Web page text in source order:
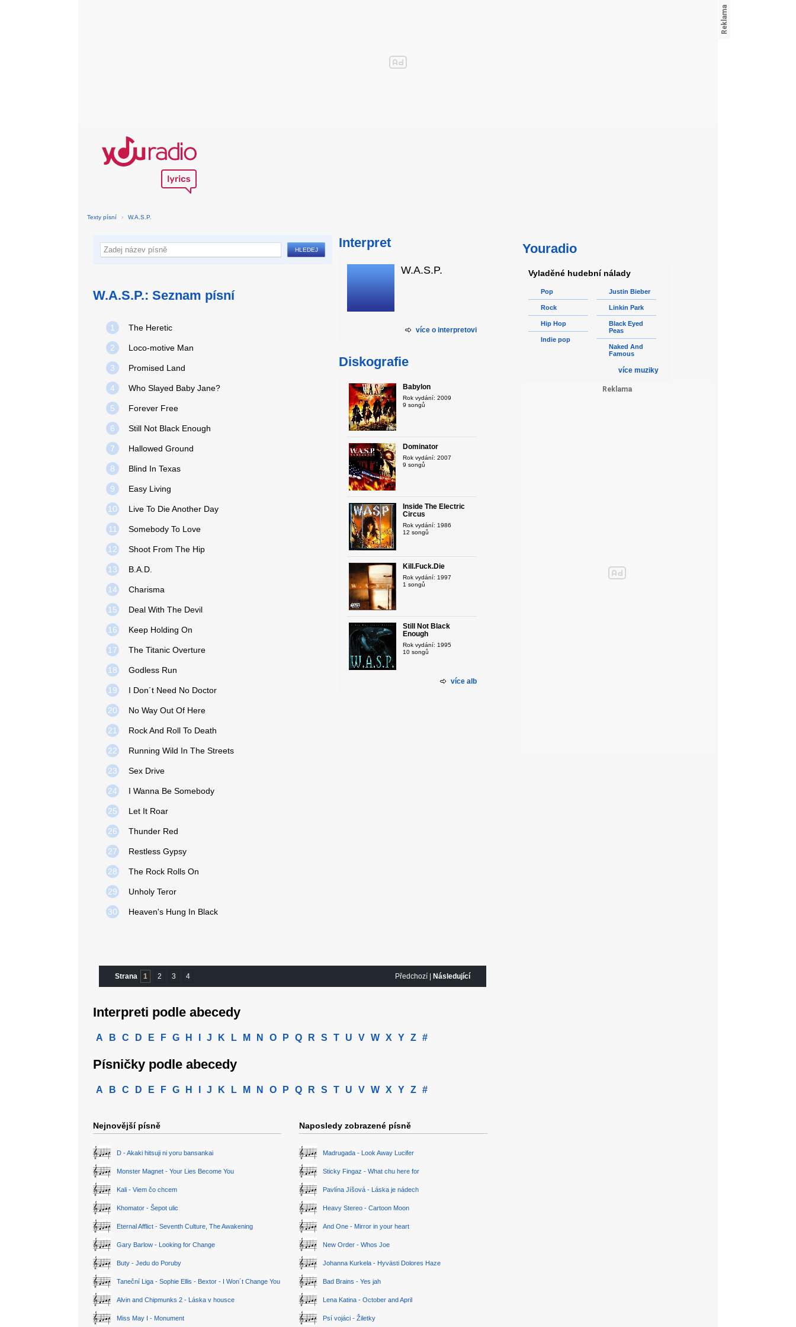
Texty písní › W.A.S.P.
W.A.S.P.: Seznam písní
1 The Heretic
2 Loco-motive Man
3 Promised Land
4 Who Slayed Baby Jane?
5 Forever Free
6 Still Not Black Enough
7 Hallowed Ground
8 Blind In Texas
9 Easy Living
10 Live To Die Another Day
11 Somebody To Love
12 Shoot From The Hip
13 B.A.D.
14 Charisma
15 Deal With The Devil
16 Keep Holding On
17 The Titanic Overture
18 Godless Run
19 I Don´t Need No Doctor
20 No Way Out Of Here
21 Rock And Roll To Death
22 Running Wild In The Streets
23 Sex Drive
24 I Wanna Be Somebody
25 Let It Roar
26 Thunder Red
27 Restless Gypsy
28 The Rock Rolls On
29 Unholy Teror
30 Heaven's Hung In Black
Interpret
W.A.S.P.
více o interpretovi
Diskografie
Babylon
Rok vydání: 2009
9 songů
Dominator
Rok vydání: 2007
9 songů
Inside The Electric
Circus
Rok vydání: 1986
12 songů
Kill.Fuck.Die
Rok vydání: 1997
1 songů
Still Not Black
Enough
Rok vydání: 1995
10 songů
více alb
Strana 1 2 3 4 Předchozí | Následující
Interpreti podle abecedy
A B C D E F G H J K L M N O P Q R S T U V W X Y Z #
Písničky podle abecedy
A B C D E F G H J K L M N O P Q R S T U V W X Y Z #
Nejnovější písně
D - Akaki hitsuji ni yoru bansankai
Monster Magnet - Your Lies Become You
Kali - Viem čo chcem
Khomator - Šepot ulic
Eternal Afflict - Seventh Culture, The Awakening
Gary Barlow - Looking for Change
Buty - Jedu do Poruby
Taneční Liga - Sophie Ellis - Bextor - I Won´t Change You
Alvin and Chipmunks 2 - Láska v housce
Miss May I - Monument
Naposledy zobrazené písně
Madrugada - Look Away Lucifer
Sticky Fingaz - What chu here for
Pavlína Jíšová - Láska je nádech
Heavy Stereo - Cartoon Moon
And One - Mirror in your heart
New Order - Whos Joe
Johanna Kurkela - Hyvästi Dolores Haze
Bad Brains - Yes jah
Lena Katina - October and April
Psí vojáci - Žiletky
Youradio
Vyladěné hudební nálady
Pop
Rock
Hip Hop
Indie pop
Justin Bieber
Linkin Park
Black Eyed
Peas
Naked And
Famous
více muziky